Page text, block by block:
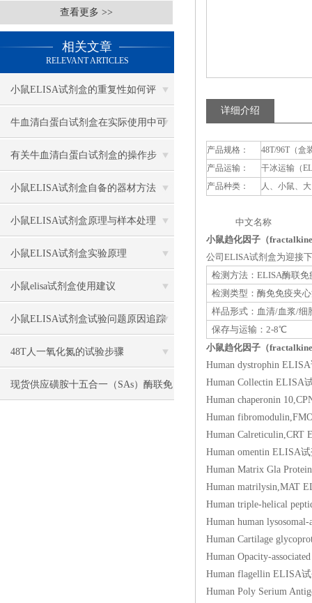
查看更多 >>
相关文章
RELEVANT ARTICLES
小鼠ELISA试剂盒的重复性如何评
估？
牛血清白蛋白试剂盒在实际使用中可
分为多种类型测定
有关牛血清白蛋白试剂盒的操作步
骤，以下有详细说明
小鼠ELISA试剂盒自备的器材方法
小鼠ELISA试剂盒原理与样本处理
小鼠ELISA试剂盒实验原理
小鼠elisa试剂盒使用建议
小鼠ELISA试剂盒试验问题原因追踪
48T人一氧化氮的试验步骤
现货供应磺胺十五合一（SAs）酶联免
详细介绍
产品规格：
48T/96T（盒
产品运输：
干冰运输（
产品种类：
人、小鼠、
中文名称 英
小鼠趋化因子（
公司ELISA试剂盒为迎接
检测方法：ELISA酶联免
检测类型：酶免免疫夹
样品形式：血清/血浆/细
保存与运输：2-8℃
小鼠趋化因子（
Human dystrophin
Human Collectin ELISA
Human chaperonin
Human
Human
Human omentin ELISA
Human Matrix Gla
Human matrilysin,MAT
Human triple-helical
Human human
Human Cartilage
Human Opacity-
Human flagellin ELISA
Human Poly Serium